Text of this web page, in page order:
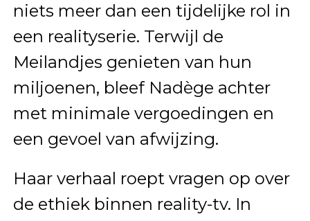
niets meer dan een tijdelijke rol in
een realityserie. Terwijl de
Meilandjes genieten van hun
miljoenen, bleef Nadège achter
met minimale vergoedingen en
een gevoel van afwijzing.
Haar verhaal roept vragen op over
de ethiek binnen reality-tv. In